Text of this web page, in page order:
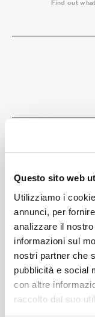
Questo sito web
Utilizziamo i
annunci, per
analizzare il
informazioni sul
nostri partner che
pubblicità e social
con altre
raccolto dal suo
Find out